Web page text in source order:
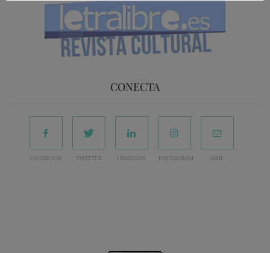
CONECTA
FACEBOOK TWITTER LINKEDIN INSTAGRAM MAIL